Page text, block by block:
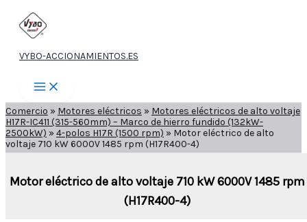
contenido
VYBO-ACCIONAMIENTOS.ES
Comercio » Motores eléctricos » Motores eléctricos de alto voltaje
H17R-IC411 (315-560mm) – Marco de hierro fundido (132kW-
2500kW) » 4-polos H17R (1500 rpm) » Motor eléctrico de alto
voltaje 710 kW 6000V 1485 rpm (H17R400-4)
Motor eléctrico de alto voltaje 710 kW 6000V 1485 rpm
(H17R400-4)